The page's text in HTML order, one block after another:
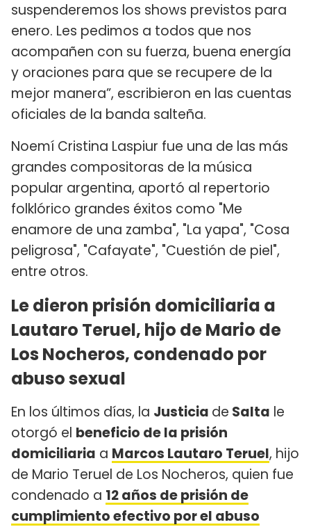
suspenderemos los shows previstos para
enero. Les pedimos a todos que nos
acompañen con su fuerza, buena energía
y oraciones para que se recupere de la
mejor manera”, escribieron en las cuentas
oficiales de la banda salteña.
Noemí Cristina Laspiur fue una de las más
grandes compositoras de la música
popular argentina, aportó al repertorio
folklórico grandes éxitos como "Me
enamore de una zamba", "La yapa", "Cosa
peligrosa", "Cafayate", "Cuestión de piel",
entre otros.
Le dieron prisión domiciliaria a
Lautaro Teruel, hijo de Mario de
Los Nocheros, condenado por
abuso sexual
En los últimos días, la Justicia de Salta le
otorgó el beneficio de la prisión
domiciliaria a Marcos Lautaro Teruel, hijo
de Mario Teruel de Los Nocheros, quien fue
condenado a 12 años de prisión de
cumplimiento efectivo por el abuso